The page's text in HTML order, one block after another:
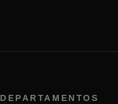
DEPARTAMENTOS